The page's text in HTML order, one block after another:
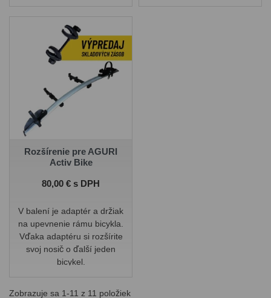
Rozšírenie pre AGURI
Activ Bike
Cena
80,00 € s DPH
V balení je adaptér a držiak
na upevnenie rámu bicykla.
Vďaka adaptéru si rozšírite
svoj nosič o ďalší jeden
bicykel.
Zobrazuje sa 1-11 z 11 položiek